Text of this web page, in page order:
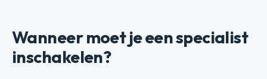
Wanneer moet je een specialist
inschakelen?